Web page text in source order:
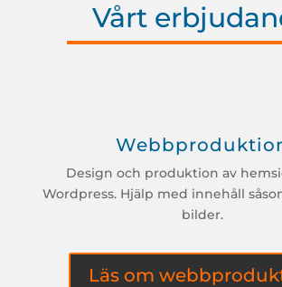
Vårt
Design och produktion av
Wordpress. Hjälp med innehåll
bilder.
Läs om